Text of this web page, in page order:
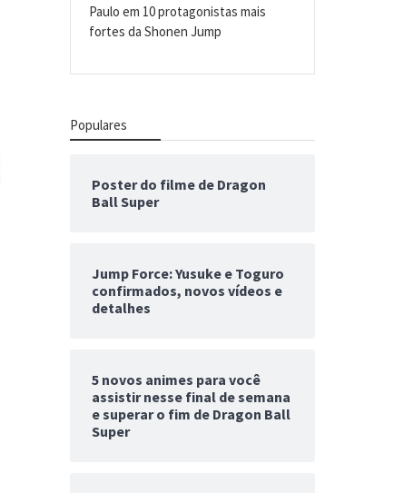
Paulo em 10 protagonistas mais
fortes da Shonen Jump
Populares
Poster do filme de Dragon
Ball Super
Jump Force: Yusuke e Toguro
confirmados, novos vídeos e
detalhes
5 novos animes para você
assistir nesse final de semana
e superar o fim de Dragon Ball
Super